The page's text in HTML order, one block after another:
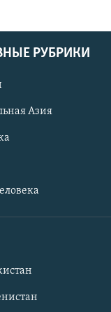
РУБРИКИ
Азия